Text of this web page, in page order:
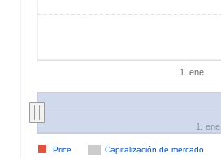
1. ene.
Capitalización de mercado
Price
1. ene.